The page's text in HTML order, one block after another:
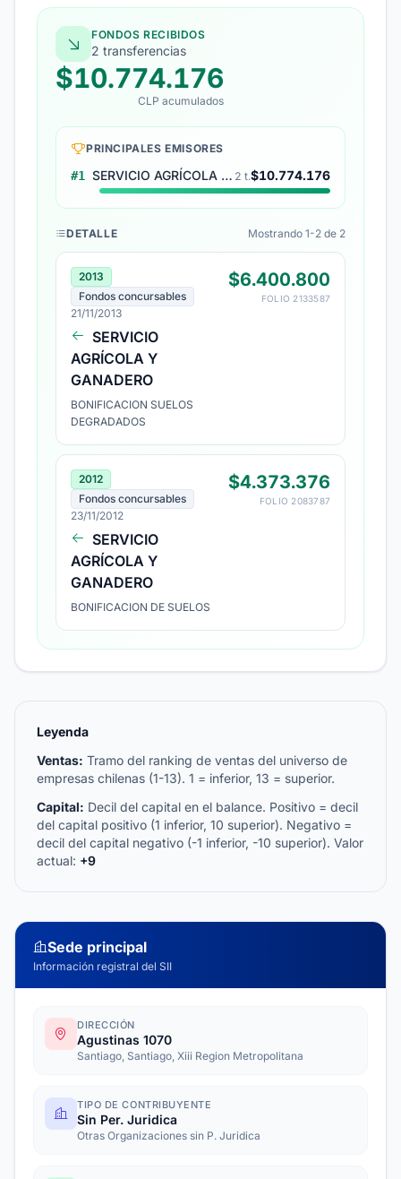
FONDOS RECIBIDOS
2 transferencias
$10.774.176
CLP acumulados
PRINCIPALES EMISORES
#1 SERVICIO AGRÍCOLA Y GANADERO 2 t.$10.774.176
DETALLE Mostrando 1-2 de 2
2013
Fondos concursables
21/11/2013
SERVICIO
AGRÍCOLA Y
GANADERO
BONIFICACION SUELOS
DEGRADADOS
$6.400.800
FOLIO 2133587
2012
Fondos concursables
23/11/2012
SERVICIO
AGRÍCOLA Y
GANADERO
BONIFICACION DE SUELOS
$4.373.376
FOLIO 2083787
Leyenda
Ventas: Tramo del ranking de ventas del universo de
empresas chilenas (1-13). 1 = inferior, 13 = superior.
Capital: Decil del capital en el balance. Positivo = decil
del capital positivo (1 inferior, 10 superior). Negativo =
decil del capital negativo (-1 inferior, -10 superior). Valor
actual: +9
Sede principal
Información registral del SII
DIRECCIÓN
Agustinas 1070
Santiago, Santiago, Xiii Region Metropolitana
TIPO DE CONTRIBUYENTE
Sin Per. Juridica
Otras Organizaciones sin P. Juridica